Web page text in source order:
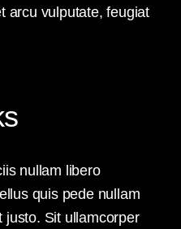
arcu vulputate, feugiat
nullam libero
quis pede nullam
justo. Sit ullamcorper